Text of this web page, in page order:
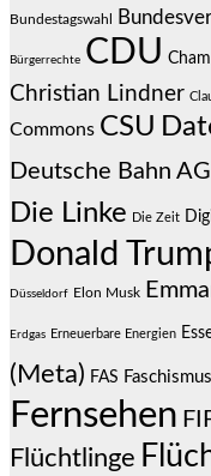
Bundestagswahl
Bürgerrechte CDU
Christian Lindner
Commons CSU
Deutsche Bahn AG
Die Linke Die Zeit
Donald
Düsseldorf Elon Musk
Erdgas Erneuerbare Energien
(Meta) FAS Faschismus
Fernsehen
Flüchtlinge